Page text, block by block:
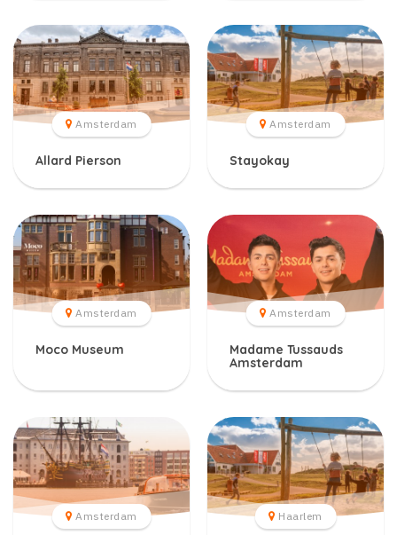
Amsterdam
Allard Pierson
Amsterdam
Stayokay
Amsterdam
Moco Museum
Amsterdam
Madame Tussauds
Amsterdam
Amsterdam Haarlem